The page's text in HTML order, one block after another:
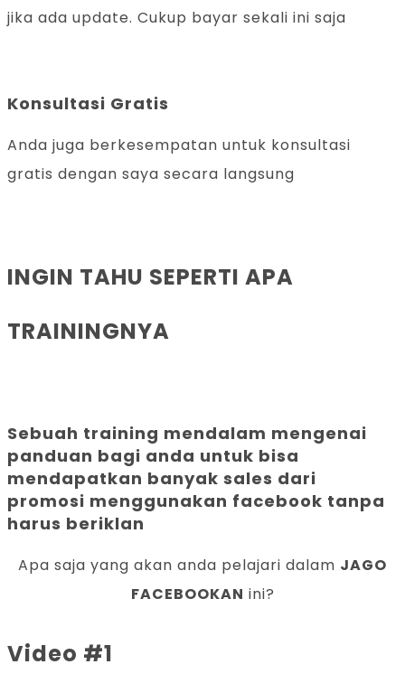
jika ada update. Cukup bayar sekali ini saja
Konsultasi Gratis
Anda juga berkesempatan untuk konsultasi
gratis dengan saya secara langsung
INGIN TAHU SEPERTI APA
TRAININGNYA
Sebuah training mendalam mengenai
panduan bagi anda untuk bisa
mendapatkan banyak sales dari
promosi menggunakan facebook tanpa
harus beriklan
Apa saja yang akan anda pelajari dalam JAGO
FACEBOOKAN ini?
Video #1